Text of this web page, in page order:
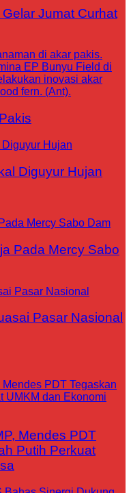
Jumat Curhat
Diguyur Hujan
Pada Mercy Sabo
Pasar Nasional
Mendes PDT
Putih Perkuat